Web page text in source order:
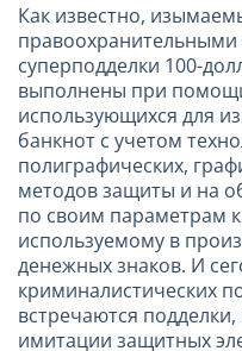
Как известно,
суперподделки 100-
выполнены при
использующихся для
банкнот с учетом
полиграфических,
методов защиты и на
по своим параметрам
используемому в
денежных знаков. И
криминалистических
встречаются
имитации защитных